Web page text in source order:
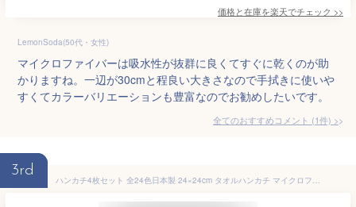
価格と在庫を楽天でチェック >>
LemonSoda(50代・女性)
マイクロファイバーは吸水性が抜群に良くてすぐに乾くのが助
かりますね。一辺が30cmと程良い大きさなので手拭きに使いや
すくてカラーバリエーションも豊富なのでお勧めしたいです。
全てのおすすめコメント (1件) >
3rd
ハンカチ4枚セット 全24色日本製 24×24cm タオルハンカチ マイクロファイバー 綿パイル プレゼント エチケット ギフト コロナ禍の必需品 生活必需品 スマホ メガネ拭き ふんわり まわりと被らない 原田織物 お手拭き やわらかい ふわふわ #olt21SS 敬老の日